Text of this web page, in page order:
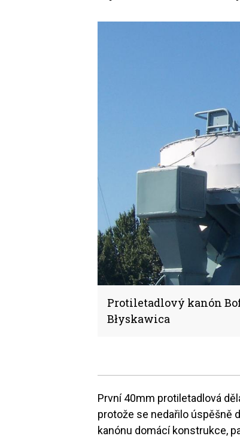
Protiletadlový kanón
Błyskawica
První 40mm protiletadlová
protože se nedařilo úspěšně
kanónu domácí konstrukce,